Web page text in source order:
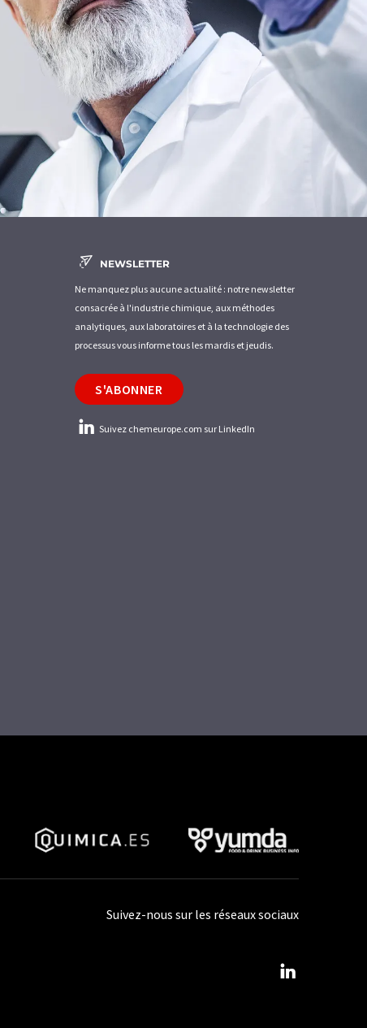
NEWSLETTER
Ne manquez plus aucune actualité : notre newsletter
consacrée à l'industrie chimique, aux méthodes
analytiques, aux laboratoires et à la technologie des
processus vous informe tous les mardis et jeudis.
S'ABONNER
Suivez chemeurope.com sur LinkedIn
Suivez-nous sur les réseaux sociaux